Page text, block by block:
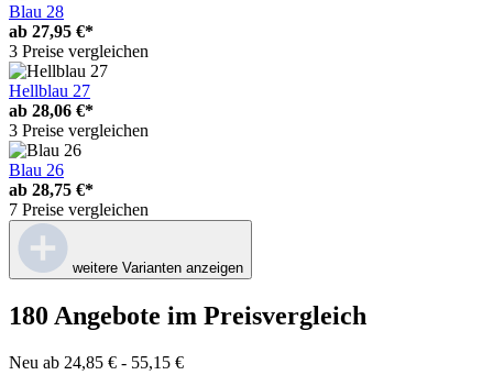
Blau 28
ab 27,95 €*
3 Preise vergleichen
Hellblau 27
ab 28,06 €*
3 Preise vergleichen
Blau 26
ab 28,75 €*
7 Preise vergleichen
weitere Varianten anzeigen
180 Angebote im Preisvergleich
Neu ab 24,85 € - 55,15 €